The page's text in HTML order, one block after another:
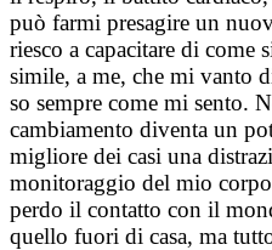
può farmi presagire un
riesco a capacitare di come
simile, a me, che mi vanto
so sempre come mi sento.
cambiamento diventa un
migliore dei casi una
monitoraggio del mio
perdo il contatto con il
quello fuori di casa, ma